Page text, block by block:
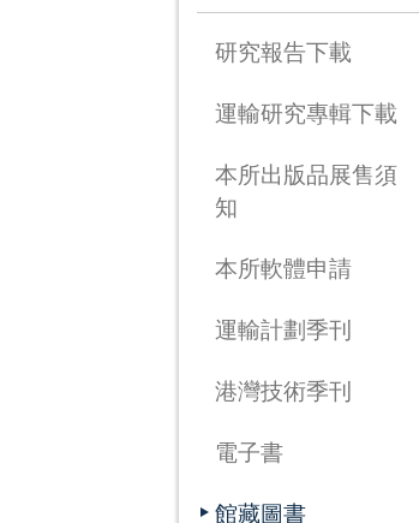
研究報告下載
運輸研究專輯下載
本所出版品展售須
知
本所軟體申請
運輸計劃季刊
港灣技術季刊
電子書
館藏圖書